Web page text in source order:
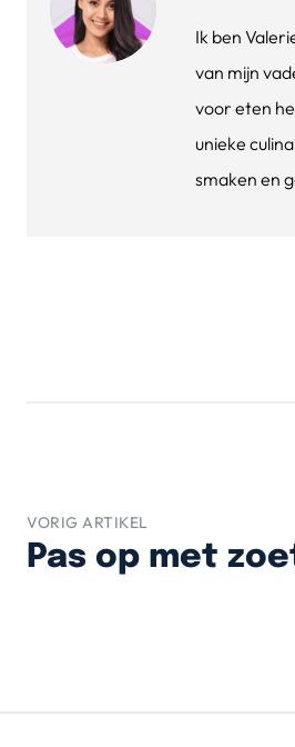
Ik ben
van mijn
voor eten
unieke
smaken en
VORIG ARTIKEL
Pas op met